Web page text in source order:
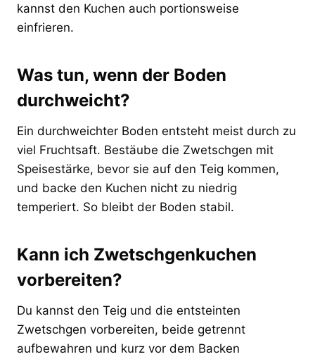
kannst den Kuchen auch portionsweise
einfrieren.
Was tun, wenn der Boden
durchweicht?
Ein durchweichter Boden entsteht meist durch zu
viel Fruchtsaft. Bestäube die Zwetschgen mit
Speisestärke, bevor sie auf den Teig kommen,
und backe den Kuchen nicht zu niedrig
temperiert. So bleibt der Boden stabil.
Kann ich Zwetschgenkuchen
vorbereiten?
Du kannst den Teig und die entsteinten
Zwetschgen vorbereiten, beide getrennt
aufbewahren und kurz vor dem Backen